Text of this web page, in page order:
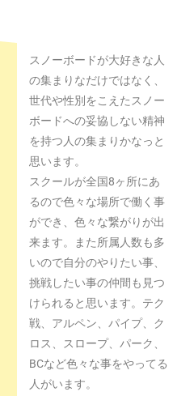
スノーボードが大好きな人
の集まりなだけではなく、
世代や性別をこえたスノー
ボードへの妥協しない精神
を持つ人の集まりかなっと
思います。
スクールが全国8ヶ所にあ
るので色々な場所で働く事
ができ、色々な繋がりが出
来ます。また所属人数も多
いので自分のやりたい事、
挑戦したい事の仲間も見つ
けられると思います。テク
戦、アルペン、パイプ、ク
ロス、スロープ、パーク、
BCなど色々な事をやってる
人がいます。